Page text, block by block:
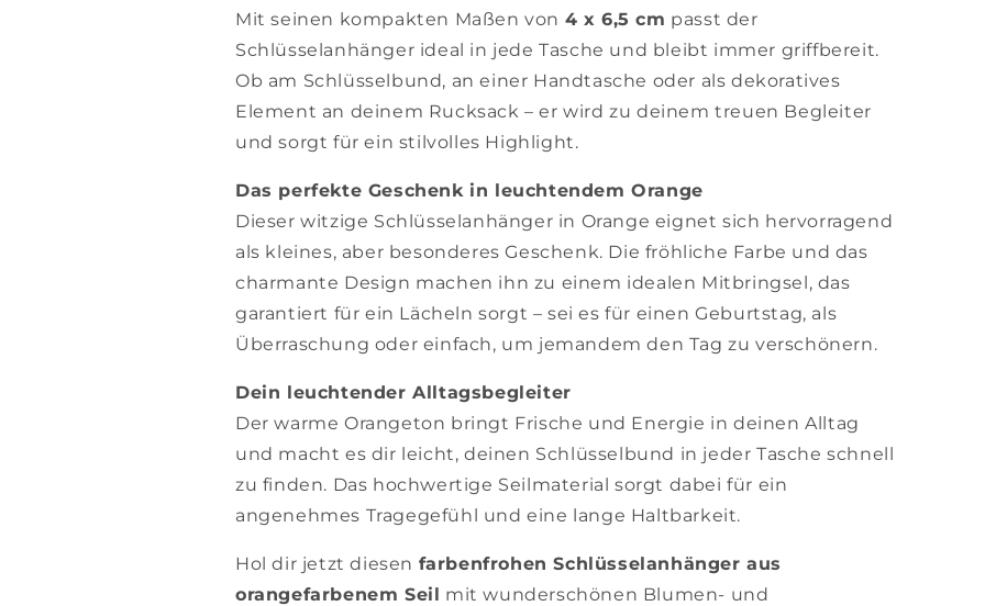
Mit seinen kompakten Maßen von 4 x 6,5 cm passt der
Schlüsselanhänger ideal in jede Tasche und bleibt immer griffbereit.
Ob am Schlüsselbund, an einer Handtasche oder als dekoratives
Element an deinem Rucksack – er wird zu deinem treuen Begleiter
und sorgt für ein stilvolles Highlight.
Das perfekte Geschenk in leuchtendem Orange
Dieser witzige Schlüsselanhänger in Orange eignet sich hervorragend
als kleines, aber besonderes Geschenk. Die fröhliche Farbe und das
charmante Design machen ihn zu einem idealen Mitbringsel, das
garantiert für ein Lächeln sorgt – sei es für einen Geburtstag, als
Überraschung oder einfach, um jemandem den Tag zu verschönern.
Dein leuchtender Alltagsbegleiter
Der warme Orangeton bringt Frische und Energie in deinen Alltag
und macht es dir leicht, deinen Schlüsselbund in jeder Tasche schnell
zu finden. Das hochwertige Seilmaterial sorgt dabei für ein
angenehmes Tragegefühl und eine lange Haltbarkeit.
Hol dir jetzt diesen farbenfrohen Schlüsselanhänger aus
orangefarbenem Seil mit wunderschönen Blumen- und